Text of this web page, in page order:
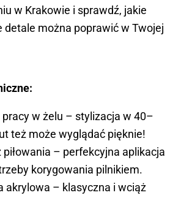
w Krakowie i sprawdź, jakie
detale można poprawić w Twojej
pracy w żelu – stylizacja w 40–
też może wyglądać pięknie!
piłowania – perfekcyjna aplikacja
korygowania pilnikiem.
akrylowa – klasyczna i wciąż